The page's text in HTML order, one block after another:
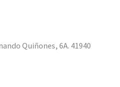
Quiñones, 6A. 41940